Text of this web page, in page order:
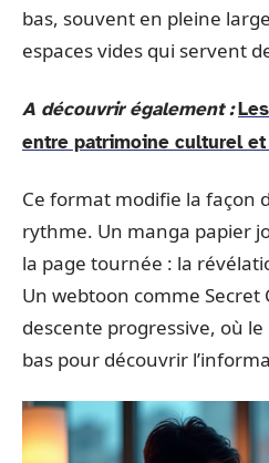
bas, souvent en pleine
espaces vides qui servent
A découvrir également :
entre patrimoine culturel
Ce format modifie la façon
rythme. Un manga papier
la page tournée : la
Un webtoon comme Secret
descente progressive, où
bas pour découvrir